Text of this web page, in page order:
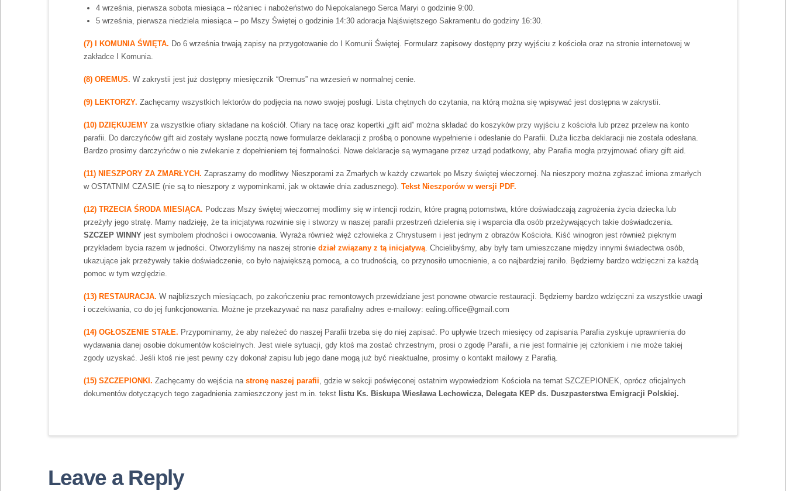
4 września, pierwsza sobota miesiąca – różaniec i nabożeństwo do Niepokalanego Serca Maryi o godzinie 9:00.
5 września, pierwsza niedziela miesiąca – po Mszy Świętej o godzinie 14:30 adoracja Najświętszego Sakramentu do godziny 16:30.
(7) I KOMUNIA ŚWIĘTA. Do 6 września trwają zapisy na przygotowanie do I Komunii Świętej. Formularz zapisowy dostępny przy wyjściu z kościoła oraz na stronie internetowej w
zakładce I Komunia.
(8) OREMUS. W zakrystii jest już dostępny miesięcznik “Oremus” na wrzesień w normalnej cenie.
(9) LEKTORZY. Zachęcamy wszystkich lektorów do podjęcia na nowo swojej posługi. Lista chętnych do czytania, na którą można się wpisywać jest dostępna w zakrystii.
(10) DZIĘKUJEMY za wszystkie ofiary składane na kościół. Ofiary na tacę oraz kopertki „gift aid” można składać do koszyków przy wyjściu z kościoła lub przez przelew na konto
parafii. Do darczyńców gift aid zostały wysłane pocztą nowe formularze deklaracji z prośbą o ponowne wypełnienie i odesłanie do Parafii. Duża liczba deklaracji nie została odesłana.
Bardzo prosimy darczyńców o nie zwlekanie z dopełnieniem tej formalności. Nowe deklaracje są wymagane przez urząd podatkowy, aby Parafia mogła przyjmować ofiary gift aid.
(11) NIESZPORY ZA ZMARŁYCH. Zapraszamy do modlitwy Nieszporami za Zmarłych w każdy czwartek po Mszy świętej wieczornej. Na nieszpory można zgłaszać imiona zmarłych
w OSTATNIM CZASIE (nie są to nieszpory z wypominkami, jak w oktawie dnia zadusznego). Tekst Nieszporów w wersji PDF.
(12) TRZECIA ŚRODA MIESIĄCA. Podczas Mszy świętej wieczornej modlimy się w intencji rodzin, które pragną potomstwa, które doświadczają zagrożenia życia dziecka lub
przeżyły jego stratę. Mamy nadzieję, że ta inicjatywa rozwinie się i stworzy w naszej parafii przestrzeń dzielenia się i wsparcia dla osób przeżywających takie doświadczenia.
SZCZEP WINNYjest symbolem płodności i owocowania. Wyraża również więź człowieka z Chrystusem i jest jednym z obrazów Kościoła. Kiść winogron jest również pięknym
przykładem bycia razem w jedności. Otworzyliśmy na naszej stronie dział związany z tą inicjatywą. Chcielibyśmy, aby były tam umieszczane między innymi świadectwa osób,
ukazujące jak przeżywały takie doświadczenie, co było największą pomocą, a co trudnością, co przynosiło umocnienie, a co najbardziej raniło. Będziemy bardzo wdzięczni za każdą
pomoc w tym względzie.
(13) RESTAURACJA. W najbliższych miesiącach, po zakończeniu prac remontowych przewidziane jest ponowne otwarcie restauracji. Będziemy bardzo wdzięczni za wszystkie uwagi
i oczekiwania, co do jej funkcjonowania. Możne je przekazywać na nasz parafialny adres e-mailowy: ealing.office@gmail.com
(14) OGŁOSZENIE STAŁE. Przypominamy, że aby należeć do naszej Parafii trzeba się do niej zapisać. Po upływie trzech miesięcy od zapisania Parafia zyskuje uprawnienia do
wydawania danej osobie dokumentów kościelnych. Jest wiele sytuacji, gdy ktoś ma zostać chrzestnym, prosi o zgodę Parafii, a nie jest formalnie jej członkiem i nie może takiej
zgody uzyskać. Jeśli ktoś nie jest pewny czy dokonał zapisu lub jego dane mogą już być nieaktualne, prosimy o kontakt mailowy z Parafią.
(15) SZCZEPIONKI. Zachęcamy do wejścia na stronę naszej parafii, gdzie w sekcji poświęconej ostatnim wypowiedziom Kościoła na temat SZCZEPIONEK, oprócz oficjalnych
dokumentów dotyczących tego zagadnienia zamieszczony jest m.in. tekst listu Ks. Biskupa Wiesława Lechowicza, Delegata KEP ds. Duszpasterstwa Emigracji Polskiej.
Leave a Reply